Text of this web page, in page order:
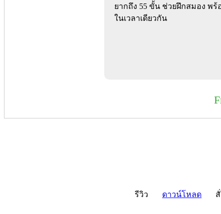
ยากถึง 55 ขั้น ช่วยฝึกสมอง พ
ในเวลาเดียวกัน
รีวิว ดาวน์โหลด